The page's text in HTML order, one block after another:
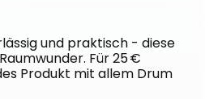
und praktisch - diese
Für 25 €
Produkt mit allem Drum